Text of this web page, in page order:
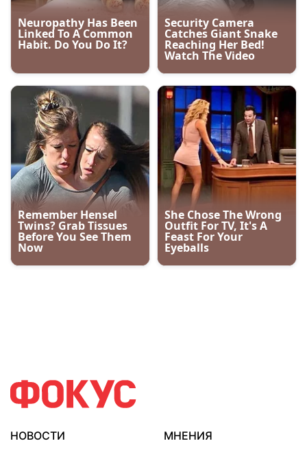
НОВОСТИ
МНЕНИЯ